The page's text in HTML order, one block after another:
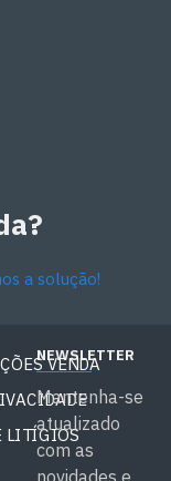
a solução!
VENDA
LITÍGIOS
NEWSLETTER
Mantenha-se
atualizado
com as